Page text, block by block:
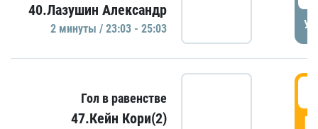
40.Лазушин Александр
2 минуты / 23:03 - 25:03
Гол в равенстве
47.Кейн Кори(2)